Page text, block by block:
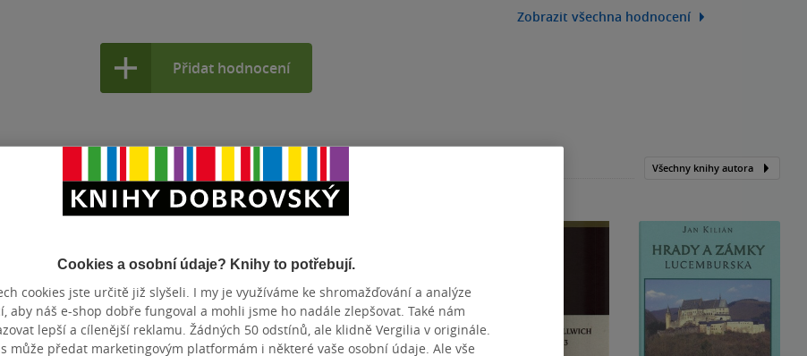
Zobrazit všechna hodnocení
Přidat hodnocení
Všechny knihy autora
Cookies a osobní údaje? Knihy to potřebují.
cookies jste určitě již slyšeli. I my je využíváme ke shromažďování a analýze
aby náš e-shop dobře fungoval a mohli jsme ho nadále zlepšovat. Také nám
lepší a cílenější reklamu. Žádných 50 odstínů, ale klidně Vergilia v originále.
může předat marketingovým platformám i některé vaše osobní údaje. Ale vše